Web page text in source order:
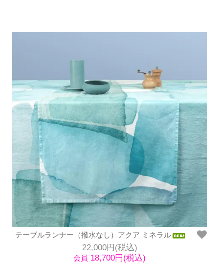
テーブルランナー（撥水なし）アクア ミネラル
22,000円(税込)
会員 18,700円(税込)